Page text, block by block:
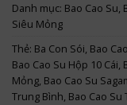
Danh mục: Bao Cao Su,
Siêu Mỏng
Thẻ: Ba Con Sói, Bao
Bao Cao Su Hộp 10 Cái,
Mỏng, Bao Cao Su
Trung Bình, Bao Cao Su